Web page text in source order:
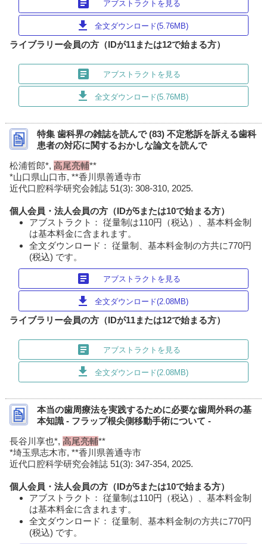
article アブストラクトを見る
download 全文ダウンロード(5.76MB)
ライブラリー会員の方（IDが11または12で始まる方）
article アブストラクトを見る
download 全文ダウンロード(5.76MB)
特集 歯科界の雑誌を読んで (83) 不定愁訴を訴える歯科
患者の対応に関するおかしな論文を読んで
松浦哲郎*,高尾亮輔**
*山口県山口市, **香川県善通寺市
近代口腔科学研究会雑誌 51(3): 308-310, 2025.
個人会員・法人会員の方（IDが5または10で始まる方）
アブストラクト： 従量制は110円（税込）、基本料金制
は基本料金に含まれます。
全文ダウンロード： 従量制、基本料金制の方共に770円
(税込) です。
article アブストラクトを見る
download 全文ダウンロード(2.08MB)
ライブラリー会員の方（IDが11または12で始まる方）
article アブストラクトを見る
download 全文ダウンロード(2.08MB)
本当の歯周療法を実践するために必要な歯周外科の基
本知識 - フラップ根尖側移動手術について -
長谷川享也*,高尾亮輔**
*埼玉県志木市, **香川県善通寺市
近代口腔科学研究会雑誌 51(3): 347-354, 2025.
個人会員・法人会員の方（IDが5または10で始まる方）
アブストラクト： 従量制は110円（税込）、基本料金制
は基本料金に含まれます。
全文ダウンロード： 従量制、基本料金制の方共に770円
(税込) です。